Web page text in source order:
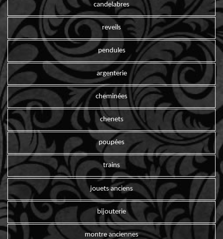
candelabres
reveils
pendules
argenterie
cheminées
chenets
poupées
trains
jouets anciens
bijouterie
montre anciennes